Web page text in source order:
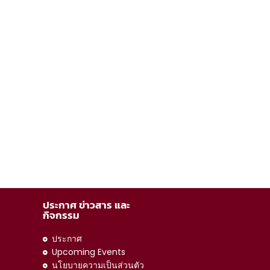
ประกาศ ข่าวสาร และ
กิจกรรม
ประกาศ
Upcoming Events
นโยบายความเป็นส่วนตัว